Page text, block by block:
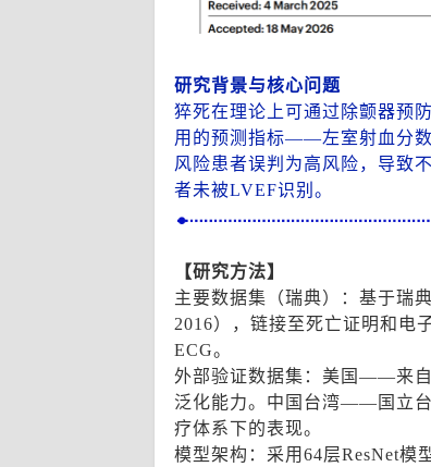
研究背景与核心问题
猝死在理论上可通过除颤器预
用的预测指标——左室射血分
风险患者误判为高风险，导致
者未被LVEF识别。
【研究方法】
主要数据集（瑞典）：基于瑞
2016），链接至死亡证明和电
ECG。
外部验证数据集：美国——来自
泛化能力。中国台湾——国立台
疗体系下的表现。
模型架构：采用64层ResNet模